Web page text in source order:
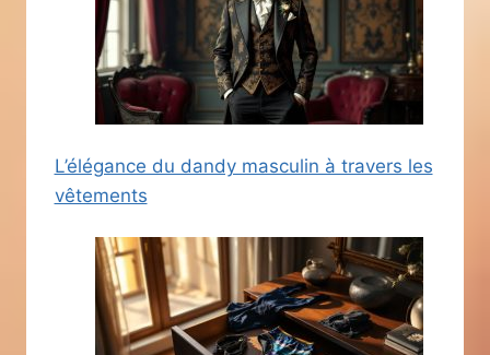
L’élégance du dandy masculin à travers les
vêtements